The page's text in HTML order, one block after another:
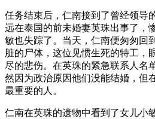
任务结束后，仁南接到了曾经领导
远在泰国的前未婚妻英珠出事了，
敏也失踪了。当天，仁南便匆匆回
脏的尸体，这位见惯生死的特工，
尽的悲伤。在英珠的紧急联系人名
然因为政治原因他们没能结婚，但
最重要的人。
仁南在英珠的遗物中看到了女儿小